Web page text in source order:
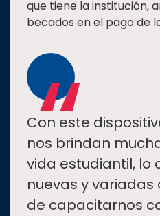
que tiene la institución,
becados en el pago de
“
Con este
nos brindan
vida estudiantil, lo
nuevas y
de capacitarnos